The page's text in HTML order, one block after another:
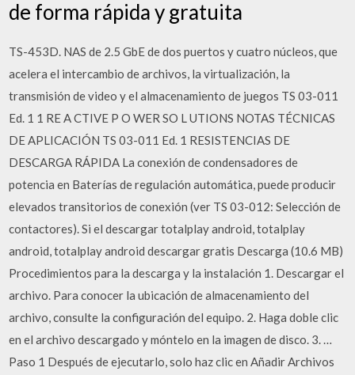
de forma rápida y gratuita
TS-453D. NAS de 2.5 GbE de dos puertos y cuatro núcleos, que
acelera el intercambio de archivos, la virtualización, la
transmisión de video y el almacenamiento de juegos TS 03-011
Ed. 1 1 RE A CTIVE P O WER SO L UTIONS NOTAS TÉCNICAS
DE APLICACIÓN TS 03-011 Ed. 1 RESISTENCIAS DE
DESCARGA RÁPIDA La conexión de condensadores de
potencia en Baterías de regulación automática, puede producir
elevados transitorios de conexión (ver TS 03-012: Selección de
contactores). Si el descargar totalplay android, totalplay
android, totalplay android descargar gratis Descarga (10.6 MB)
Procedimientos para la descarga y la instalación 1. Descargar el
archivo. Para conocer la ubicación de almacenamiento del
archivo, consulte la configuración del equipo. 2. Haga doble clic
en el archivo descargado y móntelo en la imagen de disco. 3. …
Paso 1 Después de ejecutarlo, solo haz clic en Añadir Archivos